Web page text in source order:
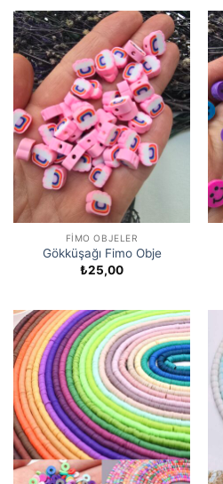
FIMO OBJELER
Gökküşağı Fimo Obje
₺25,00